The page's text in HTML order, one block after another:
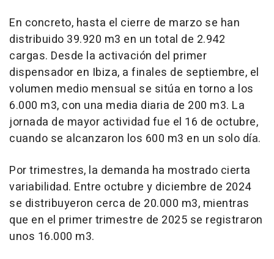
En concreto, hasta el cierre de marzo se han
distribuido 39.920 m3 en un total de 2.942
cargas. Desde la activación del primer
dispensador en Ibiza, a finales de septiembre, el
volumen medio mensual se sitúa en torno a los
6.000 m3, con una media diaria de 200 m3. La
jornada de mayor actividad fue el 16 de octubre,
cuando se alcanzaron los 600 m3 en un solo día.
Por trimestres, la demanda ha mostrado cierta
variabilidad. Entre octubre y diciembre de 2024
se distribuyeron cerca de 20.000 m3, mientras
que en el primer trimestre de 2025 se registraron
unos 16.000 m3.